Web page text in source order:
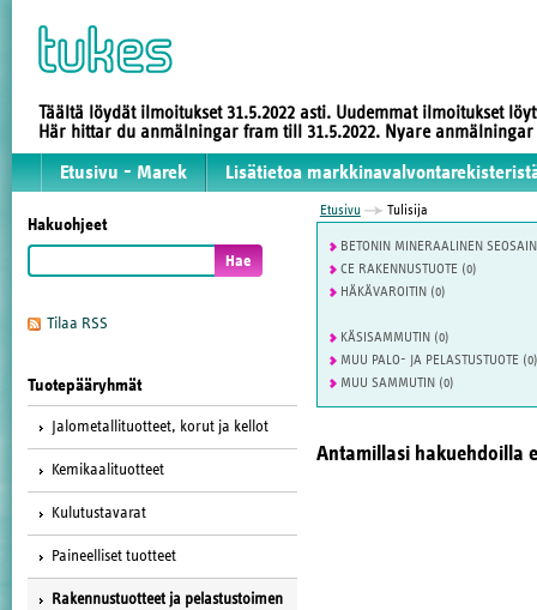
Täältä löydät ilmoitukset 31.5.2022 asti. Uudemmat ilmoitukset
Här hittar du anmälningar fram till 31.5.2022. Nyare
Etusivu - Marek Lisätietoa
Hakuohjeet
Tilaa RSS
Tuotepääryhmät
Jalometallituotteet, korut ja kellot
Kemikaalituotteet
Kulutustavarat
Paineelliset tuotteet
Rakennustuotteet ja pelastustoimen
Etusivu Tulisija
BETONIN MINERAALINEN
CE RAKENNUSTUOTE (0)
HÄKÄVAROITIN (0)
KÄSISAMMUTIN (0)
MUU PALO- JA PELASTUSTUOTE (0)
MUU SAMMUTIN (0)
Antamillasi hakuehdoilla